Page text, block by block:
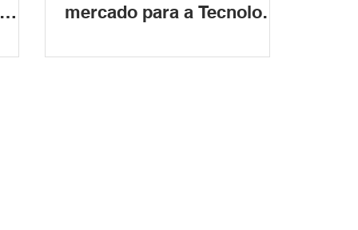
mercado para a Tecnologia
Comunicação